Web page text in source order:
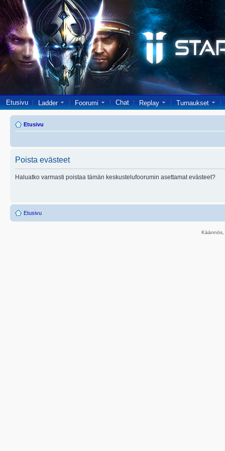
Etusivu Ladder Foorumi Chat Replay Turnaukset
Etusivu
Poista evästeet
Haluatko varmasti poistaa tämän keskustelufoorumin asettamat evästeet?
Etusivu